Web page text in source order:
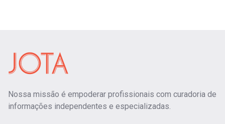
Nossa missão é empoderar profissionais com curadoria de
informações independentes e especializadas.